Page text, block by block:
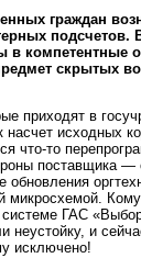
граждан
подсчетов.
в компетентные
скрытых
приходят в
насчет исходных
что-то
поставщика —
микросхемой.
системе ГАС
неустойку, и
исключено!